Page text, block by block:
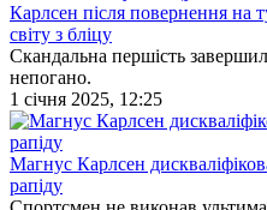
Карлсен після повернення на
світу з бліцу
Скандальна першість
непогано.
1 січня 2025, 12:25
Магнус Карлсен
рапіду